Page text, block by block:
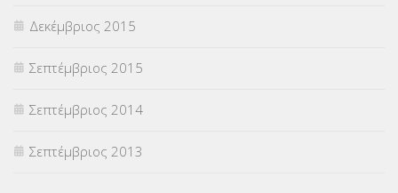
Δεκέμβριος 2015
Σεπτέμβριος 2015
Σεπτέμβριος 2014
Σεπτέμβριος 2013